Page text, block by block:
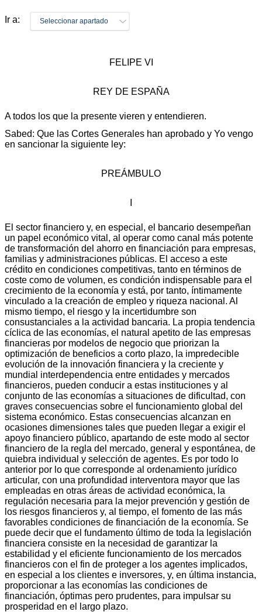
Ir a: Seleccionar apartado
FELIPE VI
REY DE ESPAÑA
A todos los que la presente vieren y entendieren.
Sabed: Que las Cortes Generales han aprobado y Yo vengo
en sancionar la siguiente ley:
PREÁMBULO
El sector financiero y, en especial, el bancario desempeñan
un papel económico vital, al operar como canal más potente
de transformación del ahorro en financiación para empresas,
familias y administraciones públicas. El acceso a este
crédito en condiciones competitivas, tanto en términos de
coste como de volumen, es condición indispensable para el
crecimiento de la economía y está, por tanto, íntimamente
vinculado a la creación de empleo y riqueza nacional. Al
mismo tiempo, el riesgo y la incertidumbre son
consustanciales a la actividad bancaria. La propia tendencia
cíclica de las economías, el natural apetito de las empresas
financieras por modelos de negocio que priorizan la
optimización de beneficios a corto plazo, la impredecible
evolución de la innovación financiera y la creciente y
mundial interdependencia entre entidades y mercados
financieros, pueden conducir a estas instituciones y al
conjunto de las economías a situaciones de dificultad, con
graves consecuencias sobre el funcionamiento global del
sistema económico. Estas consecuencias alcanzan en
ocasiones dimensiones tales que pueden llegar a exigir el
apoyo financiero público, apartando de este modo al sector
financiero de la regla del mercado, general y espontánea, de
quiebra individual y selección de agentes. Es por todo lo
anterior por lo que corresponde al ordenamiento jurídico
articular, con una profundidad interventora mayor que las
empleadas en otras áreas de actividad económica, la
regulación necesaria para la mejor prevención y gestión de
los riesgos financieros y, al tiempo, el fomento de las más
favorables condiciones de financiación de la economía. Se
puede decir que el fundamento último de toda la legislación
financiera consiste en la necesidad de garantizar la
estabilidad y el eficiente funcionamiento de los mercados
financieros con el fin de proteger a los agentes implicados,
en especial a los clientes e inversores, y, en última instancia,
proporcionar a las economías las condiciones de
financiación, óptimas pero prudentes, para impulsar su
prosperidad en el largo plazo.